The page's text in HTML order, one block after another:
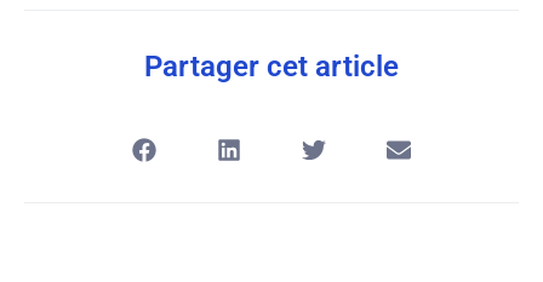
Partager cet article